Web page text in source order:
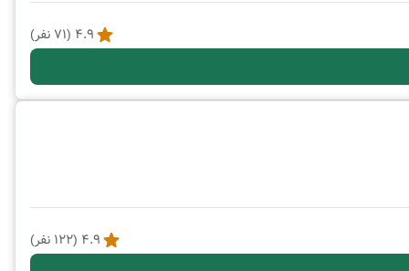
4.9
(
71 نفر)
4.9
(
122 نفر)